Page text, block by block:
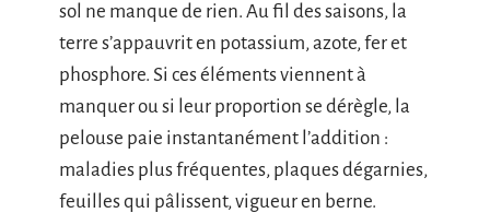
sol ne manque de rien. Au fil des saisons, la
terre s’appauvrit en potassium, azote, fer et
phosphore. Si ces éléments viennent à
manquer ou si leur proportion se dérègle, la
pelouse paie instantanément l’addition :
maladies plus fréquentes, plaques dégarnies,
feuilles qui pâlissent, vigueur en berne.